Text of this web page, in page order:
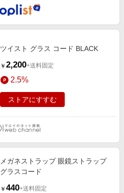
ツイスト グラス コード BLACK
￥ 2,200+送料固定
2.5%
ストアにすすむ
メガネストラップ 眼鏡ストラップ
グラスコード
￥ 440+送料固定